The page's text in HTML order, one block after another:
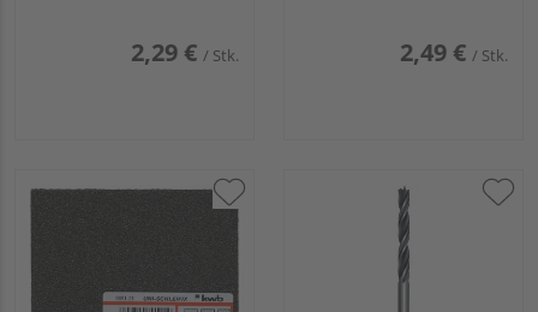
2,29 € / Stk. 2,49 € / Stk.